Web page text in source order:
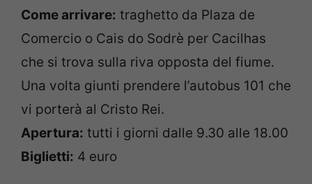
Come arrivare: traghetto da Plaza de
Comercio o Cais do Sodrè per Cacilhas
che si trova sulla riva opposta del fiume.
Una volta giunti prendere l’autobus 101 che
vi porterà al Cristo Rei.
Apertura: tutti i giorni dalle 9.30 alle 18.00
Biglietti: 4 euro